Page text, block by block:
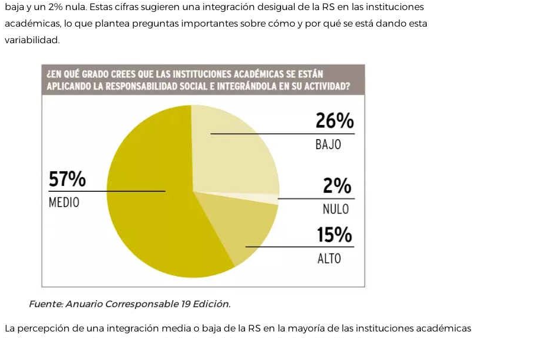
baja y un 2% nula. Estas cifras sugieren una integración desigual de la RS en las instituciones
académicas, lo que plantea preguntas importantes sobre cómo y por qué se está dando esta
variabilidad.
Fuente: Anuario Corresponsable 19 Edición.
La percepción de una integración media o baja de la RS en la mayoría de las instituciones académicas